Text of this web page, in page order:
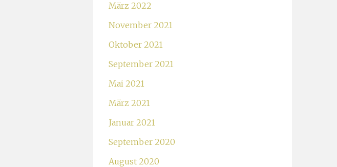
März 2022
November 2021
Oktober 2021
September 2021
Mai 2021
März 2021
Januar 2021
September 2020
August 2020